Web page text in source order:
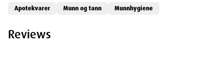
Apotekvarer Munn og tann Munnhygiene
Reviews